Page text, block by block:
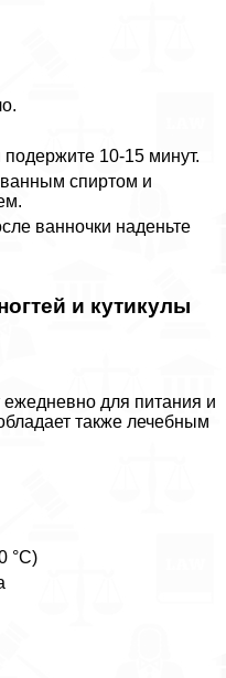
10-15 минут.
спиртом и
ванночки наденьте
и кутикулы
для питания и
также лечебным
°C)